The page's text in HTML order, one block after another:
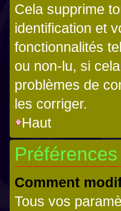
Cela supprime
identification et
fonctionnalités
ou non-lu, si
problèmes de
les corriger.
Haut
Comment
Tous vos